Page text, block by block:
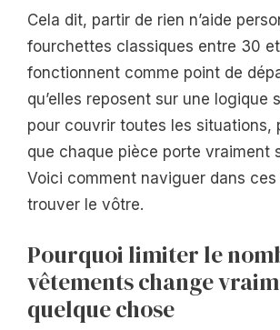
Cela dit, partir de rien n’aide
fourchettes classiques entre 30
fonctionnent comme point de
qu’elles reposent sur une logique
pour couvrir toutes les situations,
que chaque pièce porte vraiment
Voici comment naviguer dans
trouver le vôtre.
Pourquoi limiter le
vêtements change
quelque chose